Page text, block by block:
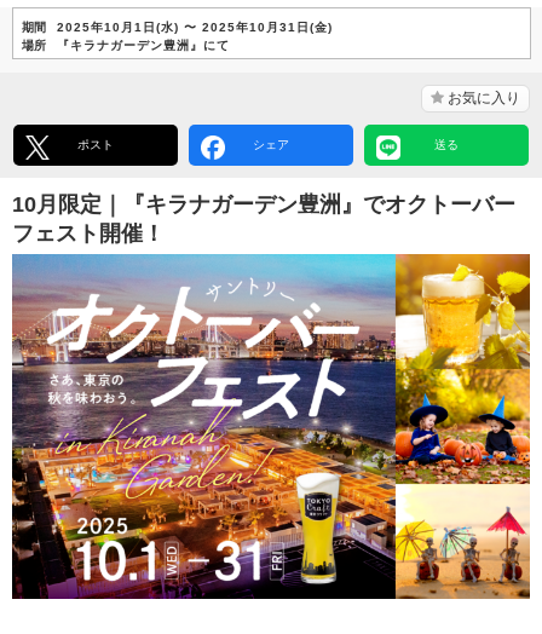
期間
2025年10月1日(水) 〜 2025年10月31日(金)
場所
『キラナガーデン豊洲』にて
お気に入り
ポスト シェア 送る
10月限定｜『キラナガーデン豊洲』でオクトーバー
フェスト開催！